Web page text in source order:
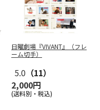
日曜劇場『VIVANT』（フレ
ーム切手）
5.0 （11）
2,000円
(送料別・税込)